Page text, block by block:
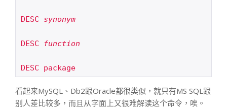
DESC synonym
DESC function
DESC package
看起来MySQL、Db2跟Oracle都很类似，就只有MS SQL跟
别人差比较多，而且从字面上又很难解读这个命令，唉。